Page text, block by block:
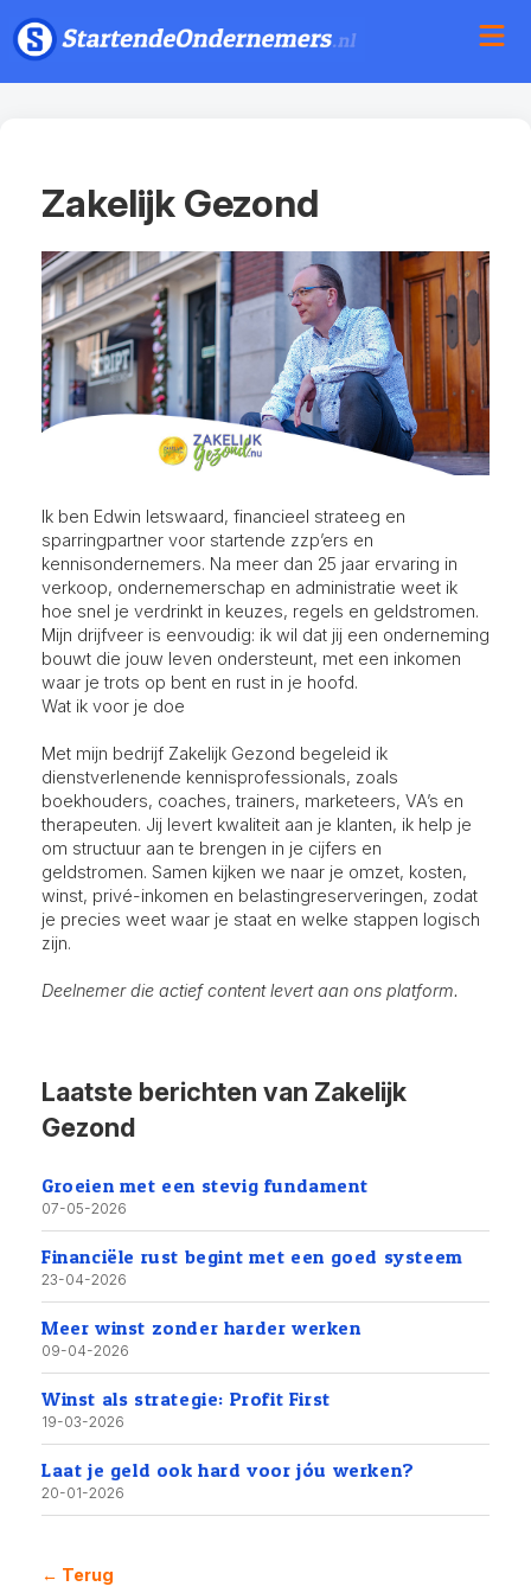
Zakelijk Gezond
Ik ben Edwin Ietswaard, financieel strateeg en
sparringpartner voor startende zzp’ers en
kennisondernemers. Na meer dan 25 jaar ervaring in
verkoop, ondernemerschap en administratie weet ik
hoe snel je verdrinkt in keuzes, regels en geldstromen.
Mijn drijfveer is eenvoudig: ik wil dat jij een onderneming
bouwt die jouw leven ondersteunt, met een inkomen
waar je trots op bent en rust in je hoofd.
Wat ik voor je doe
Met mijn bedrijf Zakelijk Gezond begeleid ik
dienstverlenende kennisprofessionals, zoals
boekhouders, coaches, trainers, marketeers, VA’s en
therapeuten. Jij levert kwaliteit aan je klanten, ik help je
om structuur aan te brengen in je cijfers en
geldstromen. Samen kijken we naar je omzet, kosten,
winst, privé-inkomen en belastingreserveringen, zodat
je precies weet waar je staat en welke stappen logisch
zijn.
Deelnemer die actief content levert aan ons platform.
Laatste berichten van Zakelijk
Gezond
Groeien met een stevig fundament
07-05-2026
Financiële rust begint met een goed systeem
23-04-2026
Meer winst zonder harder werken
09-04-2026
Winst als strategie: Profit First
19-03-2026
Laat je geld ook hard voor jóu werken?
20-01-2026
← Terug